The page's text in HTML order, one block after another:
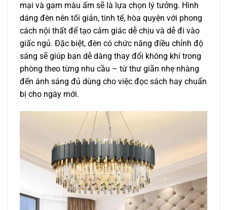
mại và gam màu ấm sẽ là lựa chọn lý tưởng. Hình
dáng đèn nên tối giản, tinh tế, hòa quyện với phong
cách nội thất để tạo cảm giác dễ chịu và dễ đi vào
giấc ngủ. Đặc biệt, đèn có chức năng điều chỉnh độ
sáng sẽ giúp bạn dễ dàng thay đổi không khí trong
phòng theo từng nhu cầu – từ thư giãn nhẹ nhàng
đến ánh sáng đủ dùng cho việc đọc sách hay chuẩn
bị cho ngày mới.